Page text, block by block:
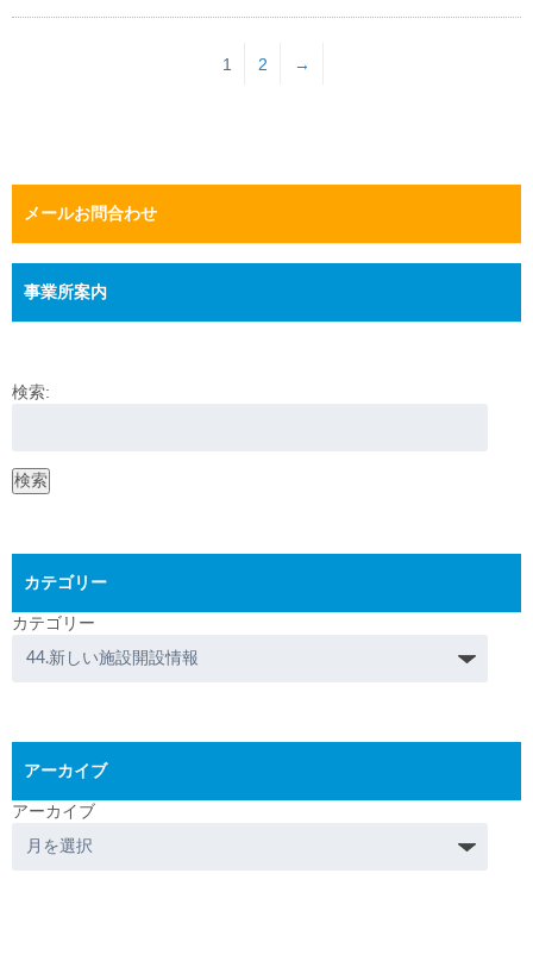
1 2 →
メールお問合わせ
事業所案内
検索:
検索
カテゴリー
カテゴリー
アーカイブ
アーカイブ